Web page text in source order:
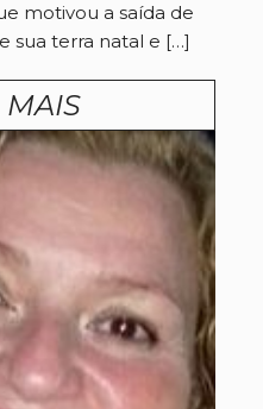
motivou a saída de
sua terra natal e […]
MAIS